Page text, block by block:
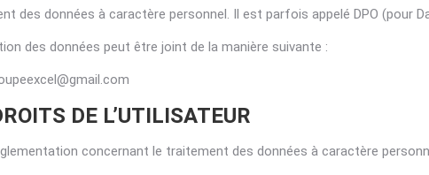
des données à caractère personnel. Il est parfois appelé DPO (pour
des données peut être joint de la manière suivante :
DE L’UTILISATEUR
concernant le traitement des données à caractère